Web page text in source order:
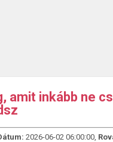
amit inkább ne
2026-06-02 06:00:00,